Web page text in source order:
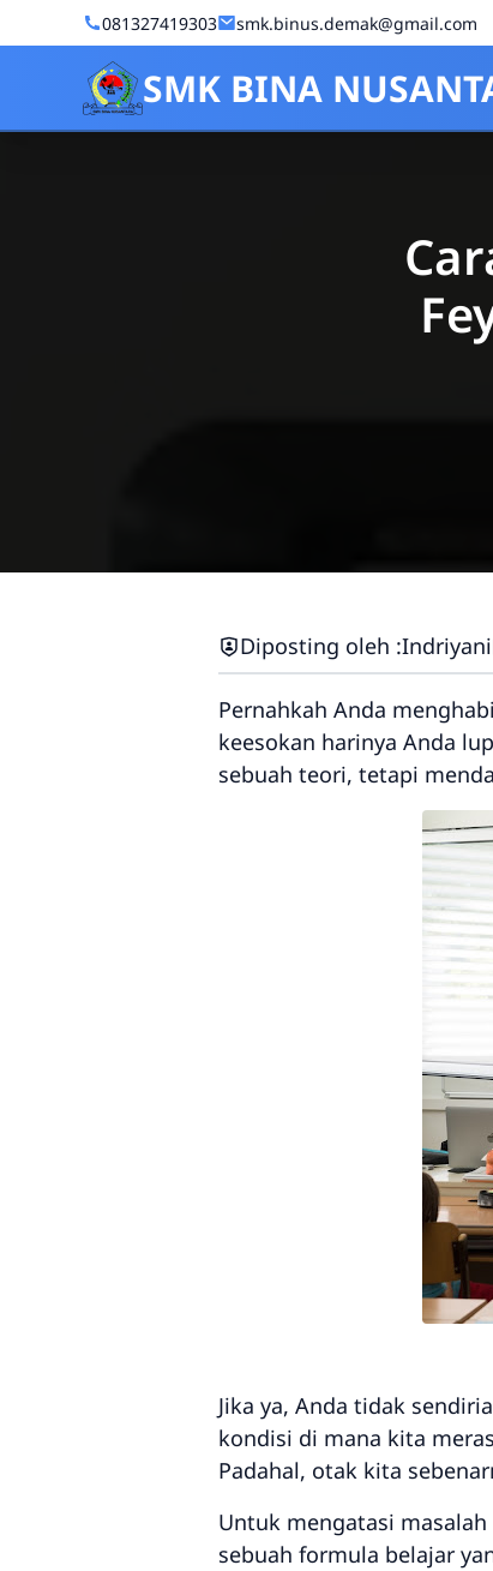
Skip to Content081327419303 smk.binus.demak@gmail.com
SMK BINA
Diposting oleh :Indriyani
Pernahkah Anda
keesokan harinya Anda
sebuah teori, tetapi
Jika ya, Anda tidak
kondisi di mana kita
Padahal, otak kita
Untuk mengatasi
sebuah formula belajar